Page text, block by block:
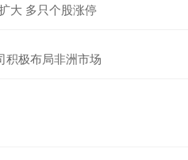
大 多只个股涨停
积极布局非洲市场